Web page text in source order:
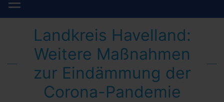
Landkreis Havelland:
Weitere Maßnahmen
zur Eindämmung der
Corona-Pandemie